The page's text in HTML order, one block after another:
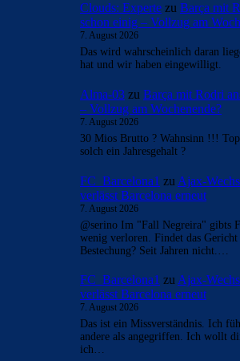
Clouds: Experte zu Barça mit
schon einig – Vollzug am
7. August 2026
Das wird wahrscheinlich daran
hat und wir haben eingewilligt.
Alma-03 zu Barça mit Rodri
– Vollzug am Wochenende?
7. August 2026
30 Mios Brutto ? Wahnsinn !!!
solch ein Jahresgehalt ?
FC_Barcelona1 zu Ajax-
verlässt Barcelona erneut
7. August 2026
@serino Im "Fall Negreira" gibts
wenig verloren. Findet das
Bestechung? Seit Jahren nicht.…
FC_Barcelona1 zu Ajax-
verlässt Barcelona erneut
7. August 2026
Das ist ein Missverständnis. Ich
andere als angegriffen. Ich wollt
ich…